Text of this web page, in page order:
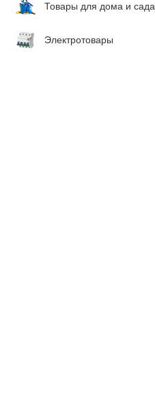
Товары для дома и сада
Электротовары